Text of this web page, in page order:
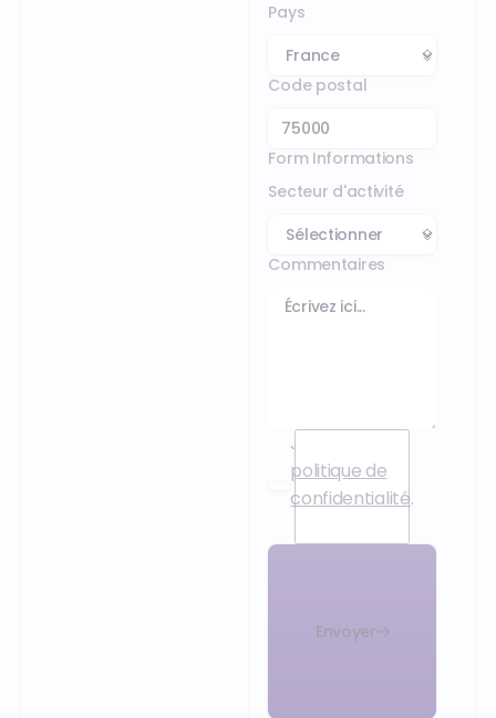
Pays
Code postal
Form Informations
Secteur d'activité
Commentaires
J’accepte la
politique de
confidentialité.
Envoyer